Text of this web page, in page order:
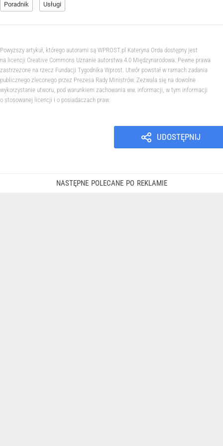
Poradnik Usługi
Powyższy artykuł, którego autorami są WPROST.pl Kateryna Orda dostępny jest
na licencji Creative Commons Uznanie autorstwa 4.0 Międzynarodowa. Pewne prawa
zastrzeżone na rzecz Fundacji Tygodnika Wprost. Utwór powstał w ramach zadania
publicznego zleconego przez Prezesa Rady Ministrów. Zezwala się na dowolne
wykorzystanie utworu, pod warunkiem zachowania ww. informacji, w tym informacji
o stosowanej licencji i o posiadaczach praw.
UDOSTĘPNIJ